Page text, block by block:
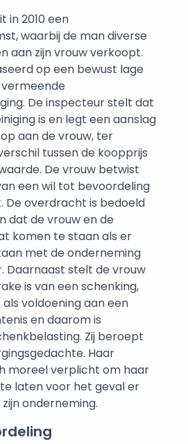
in 2010 een
waarbij de man diverse
aan zijn vrouw verkoopt.
op een bewust lage
De inspecteur stelt dat
is en legt een aanslag
aan de vrouw, ter
tussen de koopprijs
De vrouw betwist
een wil tot bevoordeling
De overdracht is bedoeld
dat de vrouw en de
komen te staan als er
met de onderneming
Daarnaast stelt de vrouw
is van een schenking,
voldoening aan een
en daarom is
Zij beroept
Haar
moreel verplicht om haar
laten voor het geval er
onderneming.